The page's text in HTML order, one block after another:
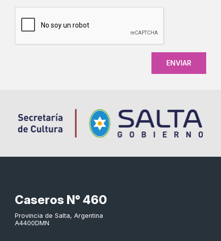
Caseros N° 460
Provincia de Salta, Argentina
A4400DMN